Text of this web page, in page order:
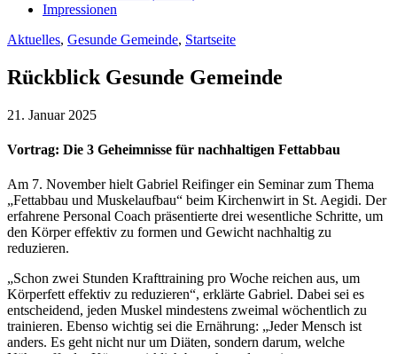
Impressionen
Aktuelles, Gesunde Gemeinde, Startseite
Rückblick Gesunde Gemeinde
21. Januar 2025
Vortrag: Die 3 Geheimnisse für nachhaltigen Fettabbau
Am 7. November hielt Gabriel Reifinger ein Seminar zum Thema
„Fettabbau und Muskelaufbau“ beim Kirchenwirt in St. Aegidi. Der
erfahrene Personal Coach präsentierte drei wesentliche Schritte, um
den Körper effektiv zu formen und Gewicht nachhaltig zu
reduzieren.
„Schon zwei Stunden Krafttraining pro Woche reichen aus, um
Körperfett effektiv zu reduzieren“, erklärte Gabriel. Dabei sei es
entscheidend, jeden Muskel mindestens zweimal wöchentlich zu
trainieren. Ebenso wichtig sei die Ernährung: „Jeder Mensch ist
anders. Es geht nicht nur um Diäten, sondern darum, welche